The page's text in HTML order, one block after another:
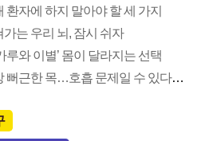
환자에 하지 말아야 할 세 가지
는 우리 뇌, 잠시 쉬자
루와 이별’ 몸이 달라지는 선택
[김주현의 한방 이야기] 항상 뻐근한 목…호흡 문제일 수 있다고?